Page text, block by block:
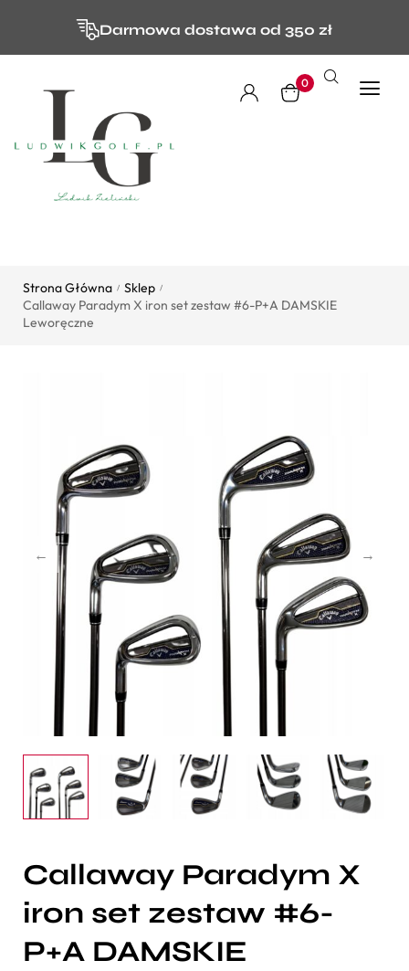
Darmowa dostawa od 350 zł
0
Strona Główna / Sklep /
Callaway Paradym X iron set zestaw #6-P+A DAMSKIE
Leworęczne
Callaway Paradym X
iron set zestaw #6-
P+A DAMSKIE